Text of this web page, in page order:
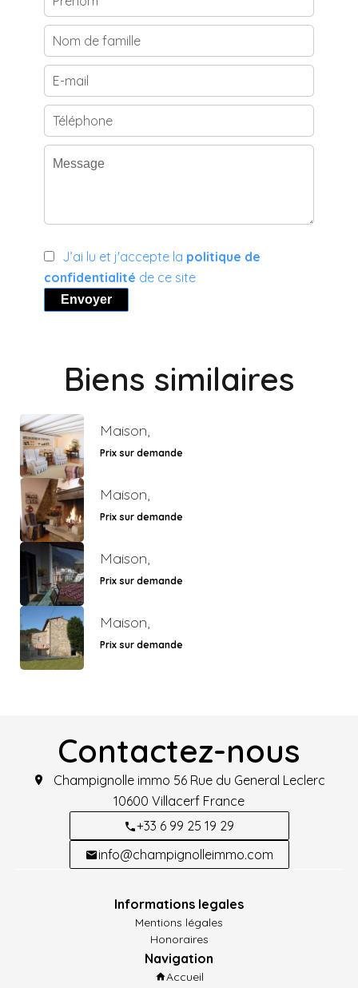
J’ai lu et j'accepte la politique de
confidentialité de ce site
Envoyer
Biens similaires
Maison,
Prix sur demande
Maison,
Prix sur demande
Maison,
Prix sur demande
Maison,
Prix sur demande
Contactez-nous
Champignolle immo 56 Rue du General Leclerc
10600 Villacerf France
+33 6 99 25 19 29
info@champignolleimmo.com
Informations legales
Mentions légales
Honoraires
Navigation
Accueil